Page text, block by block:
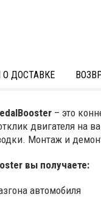
ДОСТАВКЕ
– это
двигателя на
Монтаж и
вы получаете:
автомобиля